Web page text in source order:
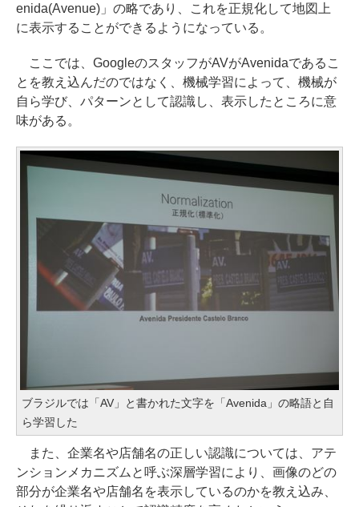
enida(Avenue)」の略であり、これを正規化して地図上
に表示することができるようになっている。
ここでは、GoogleのスタッフがAVがAvenidaであるこ
とを教え込んだのではなく、機械学習によって、機械が
自ら学び、パターンとして認識し、表示したところに意
味がある。
ブラジルでは「AV」と書かれた文字を「Avenida」の略語と自
ら学習した
また、企業名や店舗名の正しい認識については、アテ
ンションメカニズムと呼ぶ深層学習により、画像のどの
部分が企業名や店舗名を表示しているのかを教え込み、